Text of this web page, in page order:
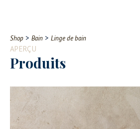
Contact
Shop > Bain > Linge de bain
APERÇU
Produits